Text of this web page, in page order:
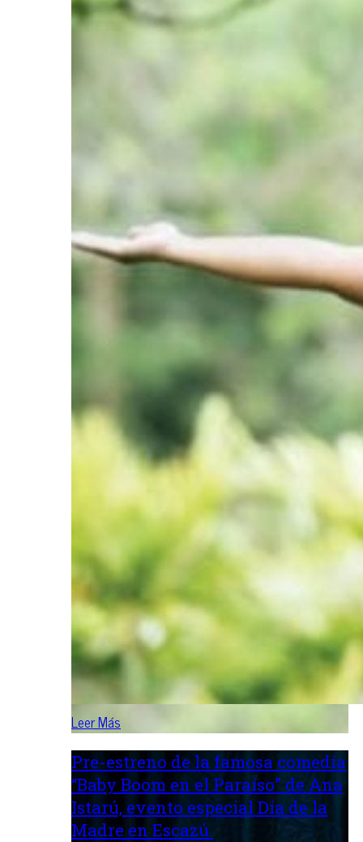
Leer Más
Pre-estreno de la famosa comedia
“Baby Boom en el Paraíso” de Ana
Istarú, evento especial Día de la
Madre en Escazú.